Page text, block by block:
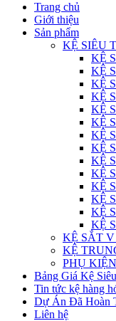
Trang chủ
Giới thiệu
Sản phẩm
KỆ SIÊU
KỆ
KỆ
KỆ
KỆ
KỆ
KỆ
KỆ
KỆ
KỆ
KỆ
KỆ
KỆ
KỆ
KỆ
KỆ SẮT
KỆ
PHỤ
Bảng Giá Kệ
Tin tức kệ hàng
Dự Án Đã Hoàn
Liên hệ